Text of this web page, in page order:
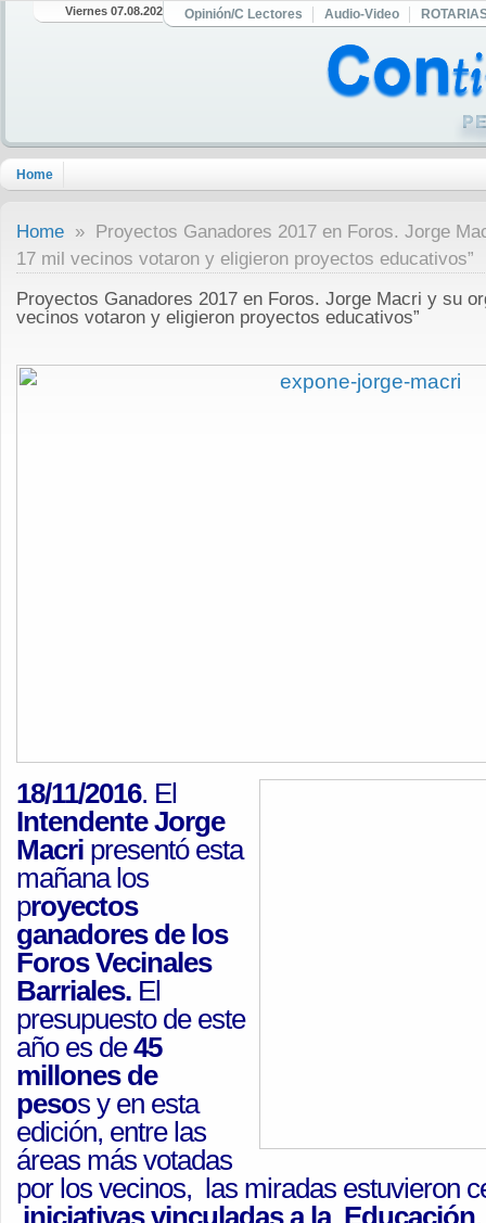
Viernes 07.08.2026 Opinión/C Lectores Audio-Video
Home
Home » Proyectos Ganadores 2017 en Foros. Jorge
17 mil vecinos votaron y eligieron proyectos educativos”
Proyectos Ganadores 2017 en Foros. Jorge Macri y su
vecinos votaron y eligieron proyectos educativos”
18/11/2016. El
Intendente Jorge
Macri presentó esta
mañana los
proyectos
ganadores de los
Foros Vecinales
Barriales. El
presupuesto de este
año es de45
millones de
pesos y en esta
edición, entre las
áreas más votadas
por los vecinos, las miradas estuvieron
iniciativas vinculadas a la Educación